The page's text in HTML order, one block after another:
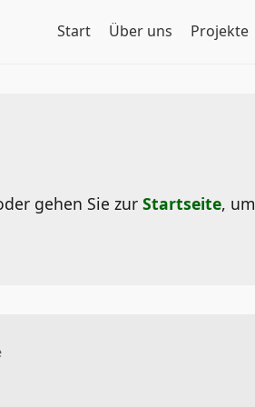
Start Über uns Projekte
gehen Sie zur Startseite, um